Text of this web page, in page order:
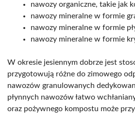
nawozy organiczne, takie jak
nawozy mineralne w formie
nawozy mineralne w formie
nawozy mineralne w formie
W okresie jesiennym dobrze jest
przygotowują różne do zimowego
nawozów granulowanych
płynnych nawozów łatwo
oraz pożywnego kompostu może